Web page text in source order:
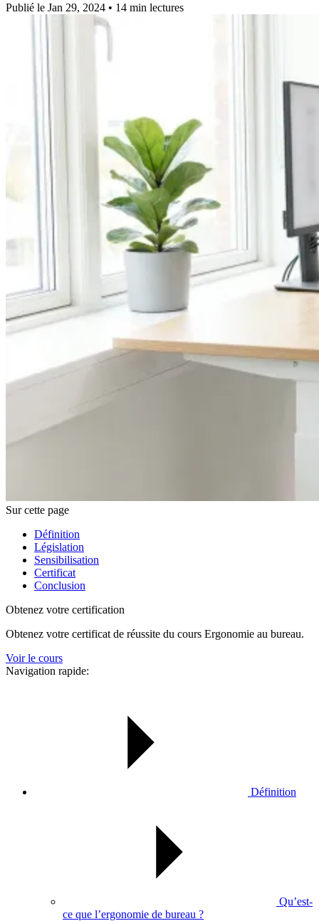
Publié le Jan 29, 2024 • 14 min lectures
Sur cette page
Définition
Législation
Sensibilisation
Certificat
Conclusion
Obtenez votre certification
Obtenez votre certificat de réussite du cours Ergonomie au bureau.
Voir le cours
Navigation rapide:
Définition
Qu’est-
ce que l’ergonomie de bureau ?